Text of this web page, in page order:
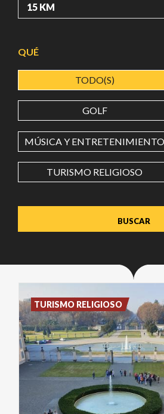
LONGITUD
Value in decimal degrees. Use dot
QUÉ
TODO(S)
GOLF
MÚSICA Y ENTRETENIMIENTO
TURISMO RELIGIOSO
TURISMO RELIGIOSO